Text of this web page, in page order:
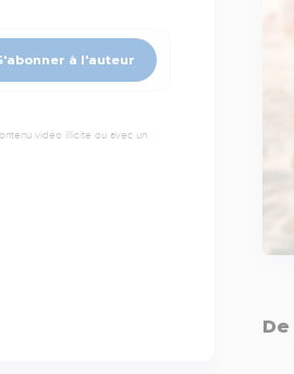
à l'auteur
vidéo illicite ou avec un